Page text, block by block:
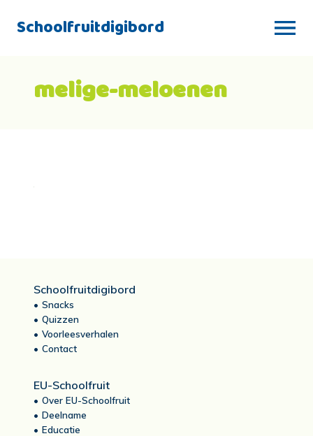
Schoolfruitdigibord
melige-meloenen
Schoolfruitdigibord
Snacks
Quizzen
Voorleesverhalen
Contact
EU-Schoolfruit
Over EU-Schoolfruit
Deelname
Educatie